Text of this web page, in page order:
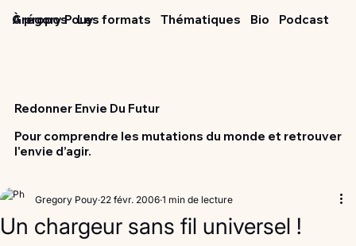
Grégory Pouy
À propos Les formats Thématiques Podcast
Bio
Redonner Envie Du Futur
Pour comprendre les mutations du monde et retrouver
l'envie d’agir.
Un chargeur sans fil universel !
Gregory Pouy 22 févr. 2006 1 min de lecture